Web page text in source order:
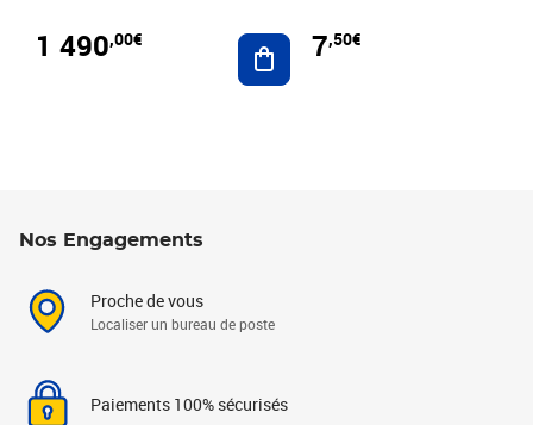
1 490,00€ Ajouter au panier
7,50€
Nos Engagements
Proche de vous
Localiser un bureau de poste
Paiements 100% sécurisés